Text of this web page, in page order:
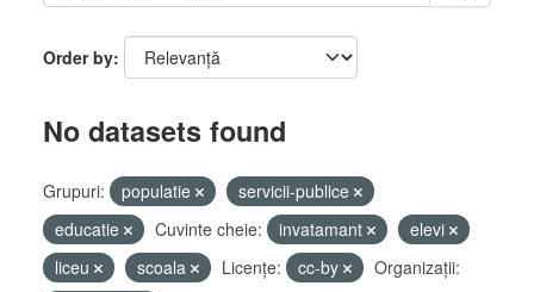
Order by
No datasets found
Grupuri: populatie
servicii-publice
educatie
Cuvinte cheie: invatamant
elevi
liceu
scoala Licenţe: cc-by
Organizații: